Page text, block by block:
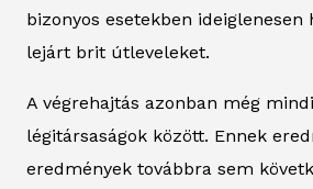
bizonyos esetekben ideiglenesen
lejárt brit útleveleket.
A végrehajtás azonban még
légitársaságok között. Ennek
eredmények továbbra sem